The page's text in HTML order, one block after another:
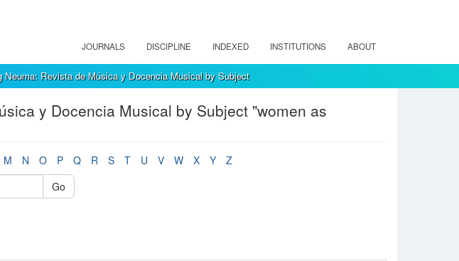
JOURNALS DISCIPLINE INDEXED INSTITUTIONS ABOUT
Neuma: Revista de Música y Docencia Musical by Subject
y Docencia Musical by Subject "women as
M N O P Q R S T U V W X Y
Z
Go